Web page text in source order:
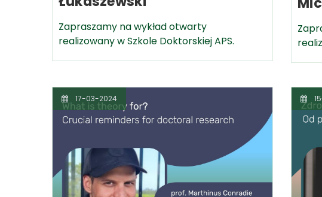
Zapraszamy na wykład otwarty
realizowany w Szkole Doktorskiej APS.
17-03-2024